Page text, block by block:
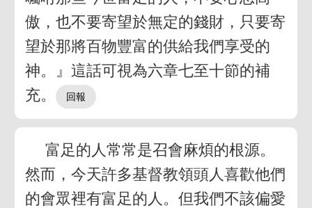
傲，也不要寄望於無定的錢財，只要寄
望於那將百物豐富的供給我們享受的
神。』這話可視為六章七至十節的補
充。
富足的人常常是召會麻煩的根源。
然而，今天許多基督教領頭人喜歡他們
的會眾裡有富足的人。但我們不該偏愛